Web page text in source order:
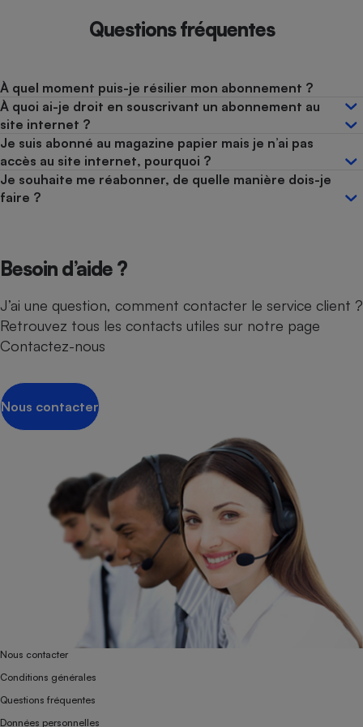
Questions fréquentes
À quel moment puis-je résilier mon abonnement ?
À quoi ai-je droit en souscrivant un abonnement au
site internet ?
Je suis abonné au magazine papier mais je n’ai pas
accès au site internet, pourquoi ?
Je souhaite me réabonner, de quelle manière dois-je
faire ?
Besoin d’aide ?
J’ai une question, comment contacter le service client ?
Retrouvez tous les contacts utiles sur notre page
Contactez-nous
Nous contacter
Nous contacter
Conditions générales
Questions fréquentes
Données personnelles